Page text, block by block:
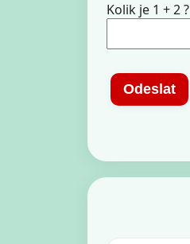
Kolik je 1 + 2 ?
Odeslat